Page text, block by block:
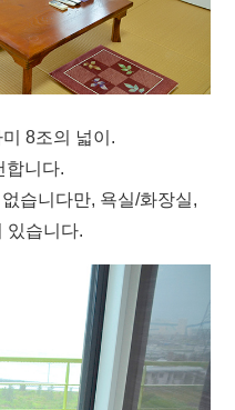
8조의 넓이.
합니다.
습니다만, 욕실/화장실,
있습니다.